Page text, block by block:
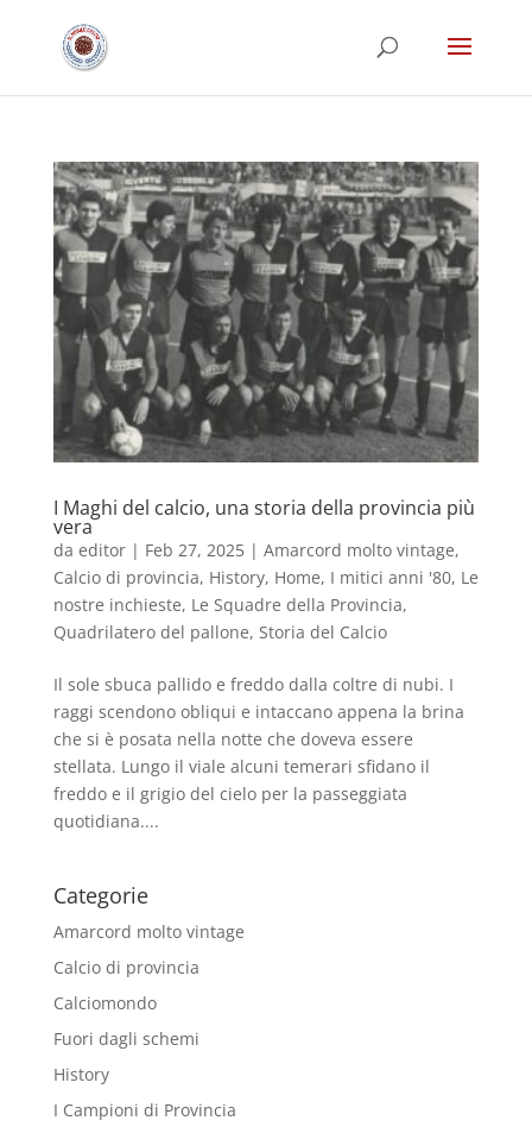
I Maghi del calcio, una storia della provincia più
vera
da editor| Feb 27, 2025| Amarcord molto vintage,
Calcio di provincia, History, Home, I mitici anni '80, Le
nostre inchieste, Le Squadre della Provincia,
Quadrilatero del pallone, Storia del Calcio
Il sole sbuca pallido e freddo dalla coltre di nubi. I
raggi scendono obliqui e intaccano appena la brina
che si è posata nella notte che doveva essere
stellata. Lungo il viale alcuni temerari sfidano il
freddo e il grigio del cielo per la passeggiata
quotidiana....
Categorie
Amarcord molto vintage
Calcio di provincia
Calciomondo
Fuori dagli schemi
History
I Campioni di Provincia